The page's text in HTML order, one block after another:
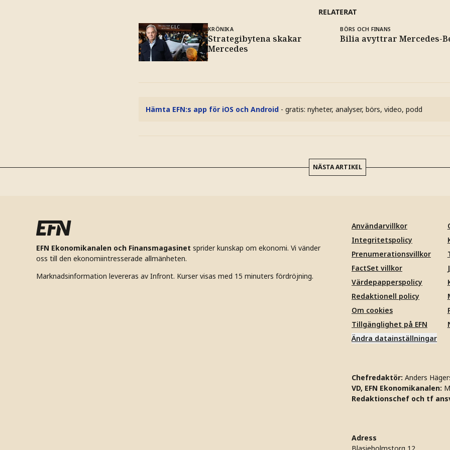
RELATERAT
KRÖNIKA
Strategibytena skakar
Mercedes
BÖRS OCH FINANS
Bilia avyttrar Mercedes-
Hämta EFN:s app för iOS och Android - gratis: nyheter, analyser, börs, video, podd
NÄSTA ARTIKEL
EFN Ekonomikanalen och Finansmagasinet sprider kunskap om ekonomi. Vi vänder
oss till den ekonomiintresserade allmänheten.
Marknadsinformation levereras av Infront. Kurser visas med 15 minuters fördröjning.
Användarvillkor
Integritetspolicy
Prenumerationsvillkor
FactSet villkor
Värdepapperspolicy
Redaktionell policy
Om cookies
Tillgänglighet på EFN
Ändra datainställningar
Chefredaktör: Anders
VD, EFN Ekonomikanalen:
Redaktionschef och tf
Adress